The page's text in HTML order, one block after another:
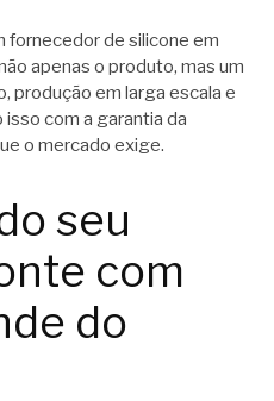
fornecedor de silicone em
apenas o produto, mas um
produção em larga escala e
com a garantia da
o mercado exige.
seu
com
do